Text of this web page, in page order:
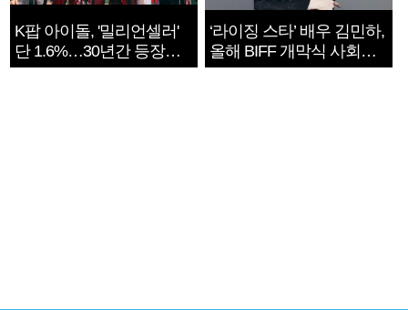
K팝 아이돌, '밀리언셀러'
단 1.6%…30년간 등장
1182개팀 전수조사
‘라이징 스타’ 배우 김민하,
올해 BIFF 개막식 사회자
확정